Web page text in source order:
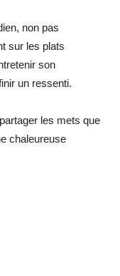
non pas
sur les plats
son
un ressenti.
les mets que
chaleureuse